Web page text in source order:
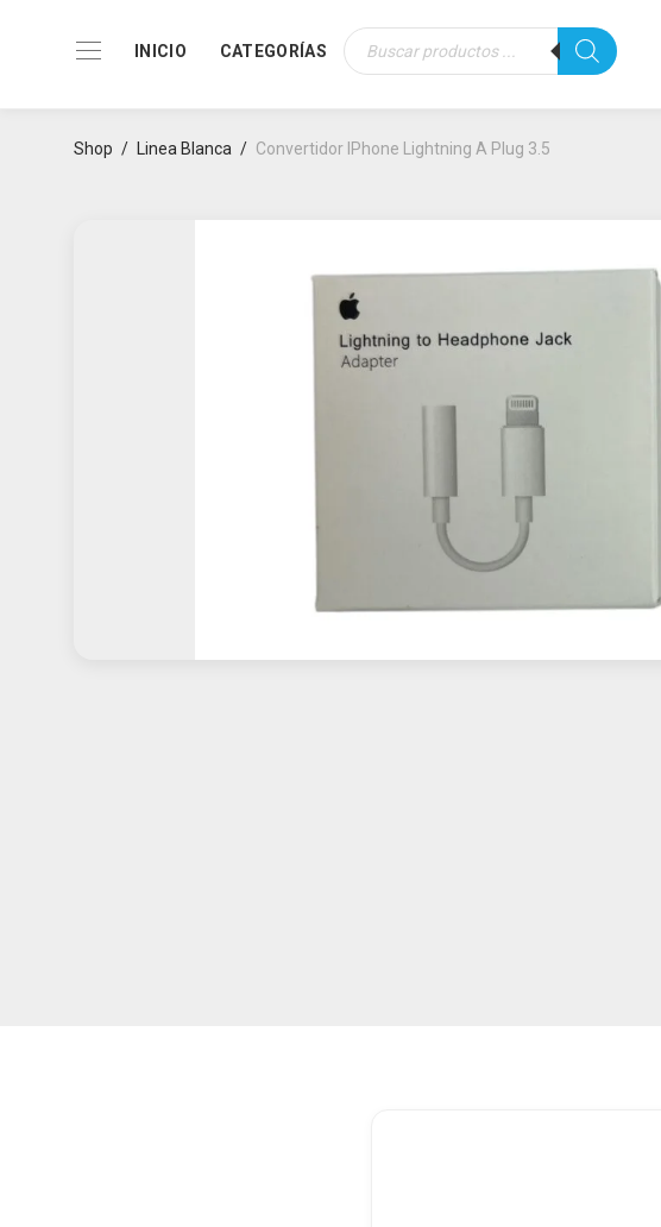
INICIO CATEGORÍAS
Búsqueda
de
Shop / Linea Blanca / Convertidor IPhone Lightning A Plug 3.5